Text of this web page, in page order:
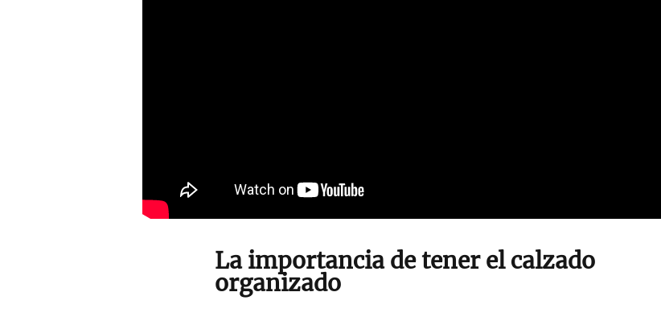
La importancia de tener el calzado
organizado